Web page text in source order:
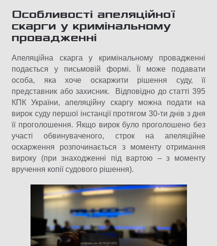
Особливості апеляційної
скарги у кримінальному
провадженні
Апеляційна скарга у кримінальному провадженні
подається у письмовій формі. Її може подавати
особа, яка хоче оскаржити рішення суду, її
представник або захисник. Відповідно до статті 395
КПК України, апеляційну скаргу можна подати на
вирок суду першої інстанції протягом 30-ти днів з дня
її проголошення. Якщо вирок було проголошено без
участі обвинуваченого, строк на апеляційне
оскарження розпочинається з моменту отримання
вироку (при знаходженні під вартою – з моменту
вручення копії судового рішення).